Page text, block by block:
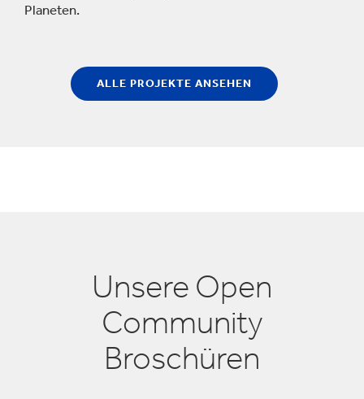
Planeten.
ALLE PROJEKTE ANSEHEN
Unsere Open
Community
Broschüren